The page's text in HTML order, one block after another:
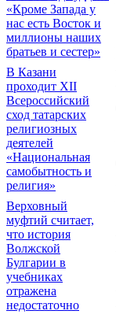
«Кроме Запада у
нас есть Восток и
миллионы наших
братьев и сестер»
В Казани
проходит XII
Всероссийский
сход татарских
религиозных
деятелей
«Национальная
самобытность и
религия»
Верховный
муфтий считает,
что история
Волжской
Булгарии в
учебниках
отражена
недостаточно